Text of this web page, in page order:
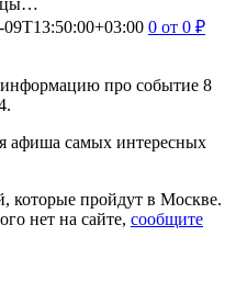
09T13:50:00+03:00 0 от 0 ₽
про событие 8
афиша самых интересных
которые пройдут в Москве.
нет на сайте, сообщите